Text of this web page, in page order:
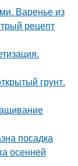
Варенье из
рецепт
грунт.
посадка
осенней